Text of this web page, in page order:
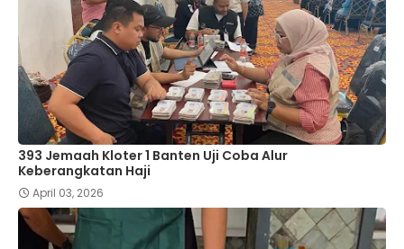
393 Jemaah Kloter 1 Banten Uji Coba Alur
Keberangkatan Haji
April 03, 2026